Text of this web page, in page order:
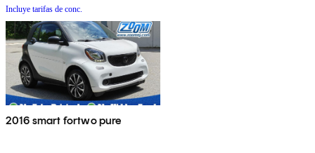
Incluye tarifas de conc.
2016 smart fortwo pure